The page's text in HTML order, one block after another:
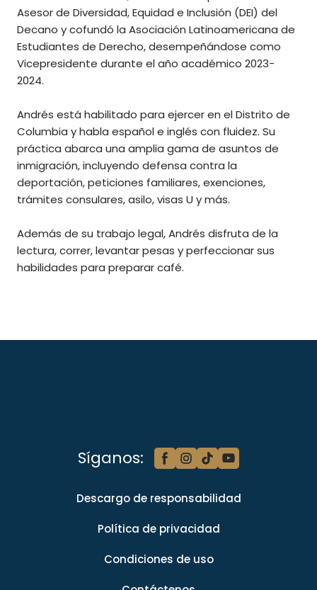
Asesor de Diversidad, Equidad e Inclusión (DEI) del
Decano y cofundó la Asociación Latinoamericana de
Estudiantes de Derecho, desempeñándose como
Vicepresidente durante el año académico 2023-
2024.
Andrés está habilitado para ejercer en el Distrito de
Columbia y habla español e inglés con fluidez. Su
práctica abarca una amplia gama de asuntos de
inmigración, incluyendo defensa contra la
deportación, peticiones familiares, exenciones,
trámites consulares, asilo, visas U y más.
Además de su trabajo legal, Andrés disfruta de la
lectura, correr, levantar pesas y perfeccionar sus
habilidades para preparar café.
Síganos:
Descargo de responsabilidad
Política de privacidad
Condiciones de uso